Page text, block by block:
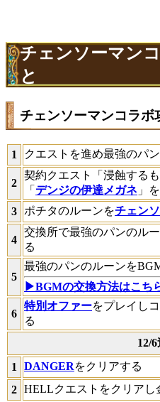
チェンソーマン
と
チェンソーマンコラボ
1 クエストを進め最強のパ
2
契約クエスト「浸蝕する
「 デンジの伊達メガネ 」
3 ポチタのルーンをチェン
4
交換所で最強のパンのル
る
5
最強のパンのルーンを
▶BGMの交換方法はこち
6
特別オファーをプレイし
る
12/
1 DANGERをクリアする
2 HELLクエストをクリアし